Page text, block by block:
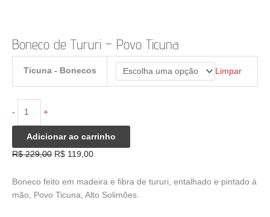
Boneco de Tururi – Povo Ticuna
R$229,00 O
original
era:
R$ 119,00O
atual
é:
Boneco feito em madeira e fibra de tururi, entalhado e pintado à
mão, Povo Ticuna, Alto Solimões.
Ticuna - Bonecos Limpar
-
de
Povo
quantidade
+
Adicionar ao carrinho